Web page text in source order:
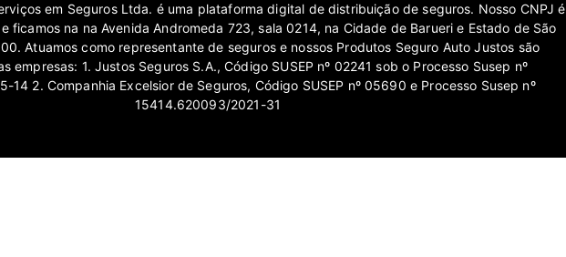
em Seguros Ltda. é uma plataforma digital de distribuição de seguros. Nosso CNPJ é
ficamos na na Avenida Andromeda 723, sala 0214, na Cidade de Barueri e Estado de São
Atuamos como representante de seguros e nossos Produtos Seguro Auto Justos são
empresas: 1. Justos Seguros S.A., Código SUSEP nº 02241 sob o Processo Susep nº
14 2. Companhia Excelsior de Seguros, Código SUSEP nº 05690 e Processo Susep nº
15414.620093/2021-31